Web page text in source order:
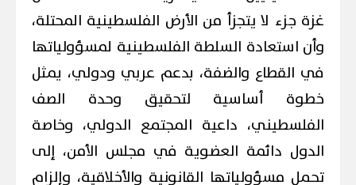
غزة جزء لا يتجزأ من الأرض الفلسطينية المحتلة،
وأن استعادة السلطة الفلسطينية لمسؤولياتها
في القطاع والضفة، بدعم عربي ودولي، يمثل
خطوة أساسية لتحقيق وحدة الصف
الفلسطيني، داعية المجتمع الدولي، وخاصة
الدول دائمة العضوية في مجلس الأمن، إلى
تحمل مسؤولياتها القانونية والأخلاقية، وإلزام